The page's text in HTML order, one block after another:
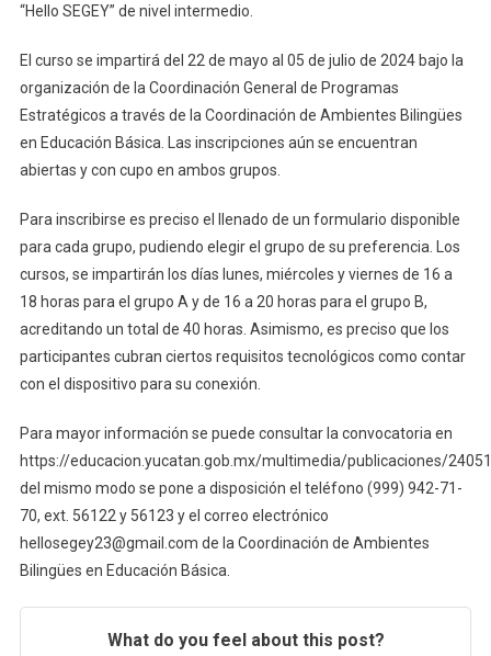
Intermedio
“Hello SEGEY” de nivel intermedio.
El curso se impartirá del 22 de mayo al 05 de julio de 2024 bajo la
organización de la Coordinación General de Programas
Estratégicos a través de la Coordinación de Ambientes Bilingües
en Educación Básica. Las inscripciones aún se encuentran
abiertas y con cupo en ambos grupos.
Para inscribirse es preciso el llenado de un formulario disponible
para cada grupo, pudiendo elegir el grupo de su preferencia. Los
cursos, se impartirán los días lunes, miércoles y viernes de 16 a
18 horas para el grupo A y de 16 a 20 horas para el grupo B,
acreditando un total de 40 horas. Asimismo, es preciso que los
participantes cubran ciertos requisitos tecnológicos como contar
con el dispositivo para su conexión.
Para mayor información se puede consultar la convocatoria en
https://educacion.yucatan.gob.mx/multimedia/publicaciones/
del mismo modo se pone a disposición el teléfono (999) 942-71-
70, ext. 56122 y 56123 y el correo electrónico
hellosegey23@gmail.com de la Coordinación de Ambientes
Bilingües en Educación Básica.
What do you feel about this post?